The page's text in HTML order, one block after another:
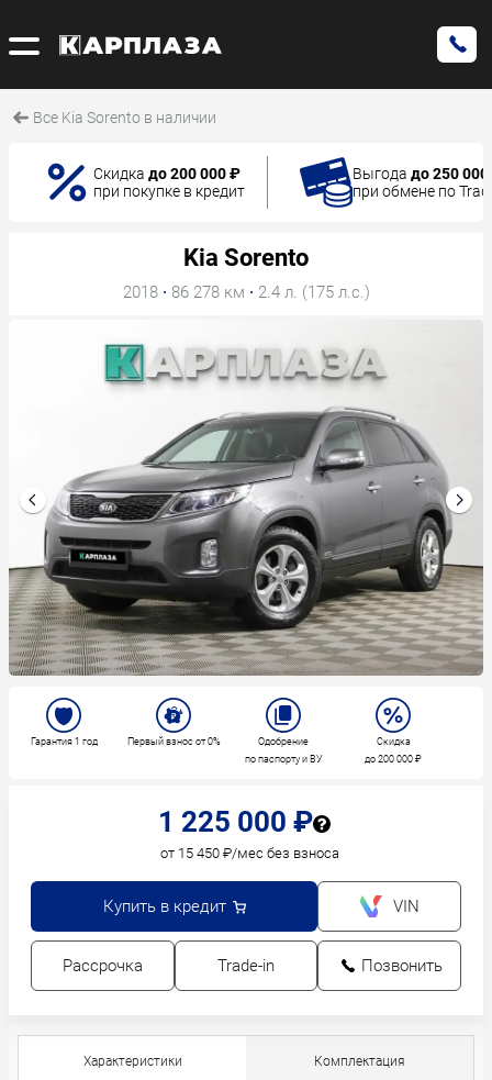
Все Kia Sorento в наличии
Скидка до 200 000 ₽
при покупке в кредит
Выгода до 250
при обмене по
1 225 000 ₽
от 15 450 ₽/мес без взноса
Купить в кредит VIN
Рассрочка Trade-in Позвонить
Гарантия 1 год Первый взнос от 0%
Одобрение
по паспорту и ВУ
Скидка
до 200 000 ₽
Kia Sorento
2018 · 86 278 км · 2.4 л. (175 л.с.)
Характеристики Комплектация